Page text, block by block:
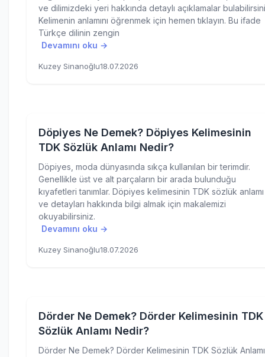
ve dilimizdeki yeri hakkında detaylı açıklamalar
Kelimenin anlamını öğrenmek için hemen tıklayın. Bu ifade
Türkçe dilinin zengin
Devamını oku →
Kuzey Sinanoğlu18.07.2026
Döpiyes Ne Demek? Döpiyes Kelimesinin
TDK Sözlük Anlamı Nedir?
Döpiyes, moda dünyasında sıkça kullanılan bir terimdir.
Genellikle üst ve alt parçaların bir arada bulunduğu
kıyafetleri tanımlar. Döpiyes kelimesinin TDK sözlük anlamı
ve detayları hakkında bilgi almak için makalemizi
okuyabilirsiniz.
Devamını oku →
Kuzey Sinanoğlu18.07.2026
Dörder Ne Demek? Dörder Kelimesinin TDK
Sözlük Anlamı Nedir?
Dörder Ne Demek? Dörder Kelimesinin TDK Sözlük Anlamı